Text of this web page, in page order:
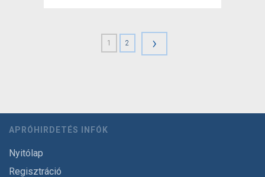
1 2 ›
APRÓHIRDETÉS INFÓK
Nyitólap
Regisztráció